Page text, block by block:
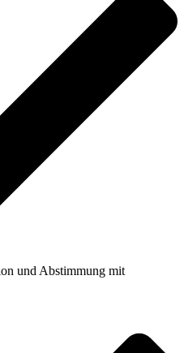
und Abstimmung mit